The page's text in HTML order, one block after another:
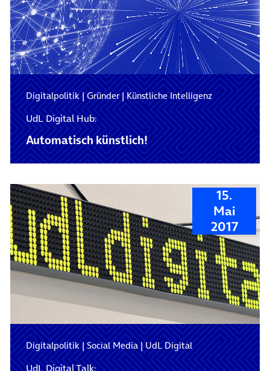
Digitalpolitik|Gründer|Künstliche Intelligenz
UdL Digital Hub:
Automatisch künstlich!
15.
Mai
2017
Digitalpolitik|Social Media|UdL Digital
UdL Digital Talk: